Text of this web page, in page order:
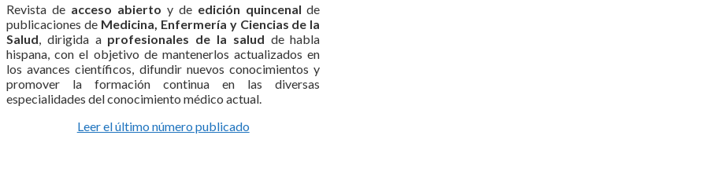
Revista de acceso abierto y de edición quincenal de
publicaciones de Medicina, Enfermería y Ciencias de la
Salud, dirigida a profesionales de la salud de habla
hispana, con el objetivo de mantenerlos actualizados en
los avances científicos, difundir nuevos conocimientos y
promover la formación continua en las diversas
especialidades del conocimiento médico actual.
Leer el último número publicado